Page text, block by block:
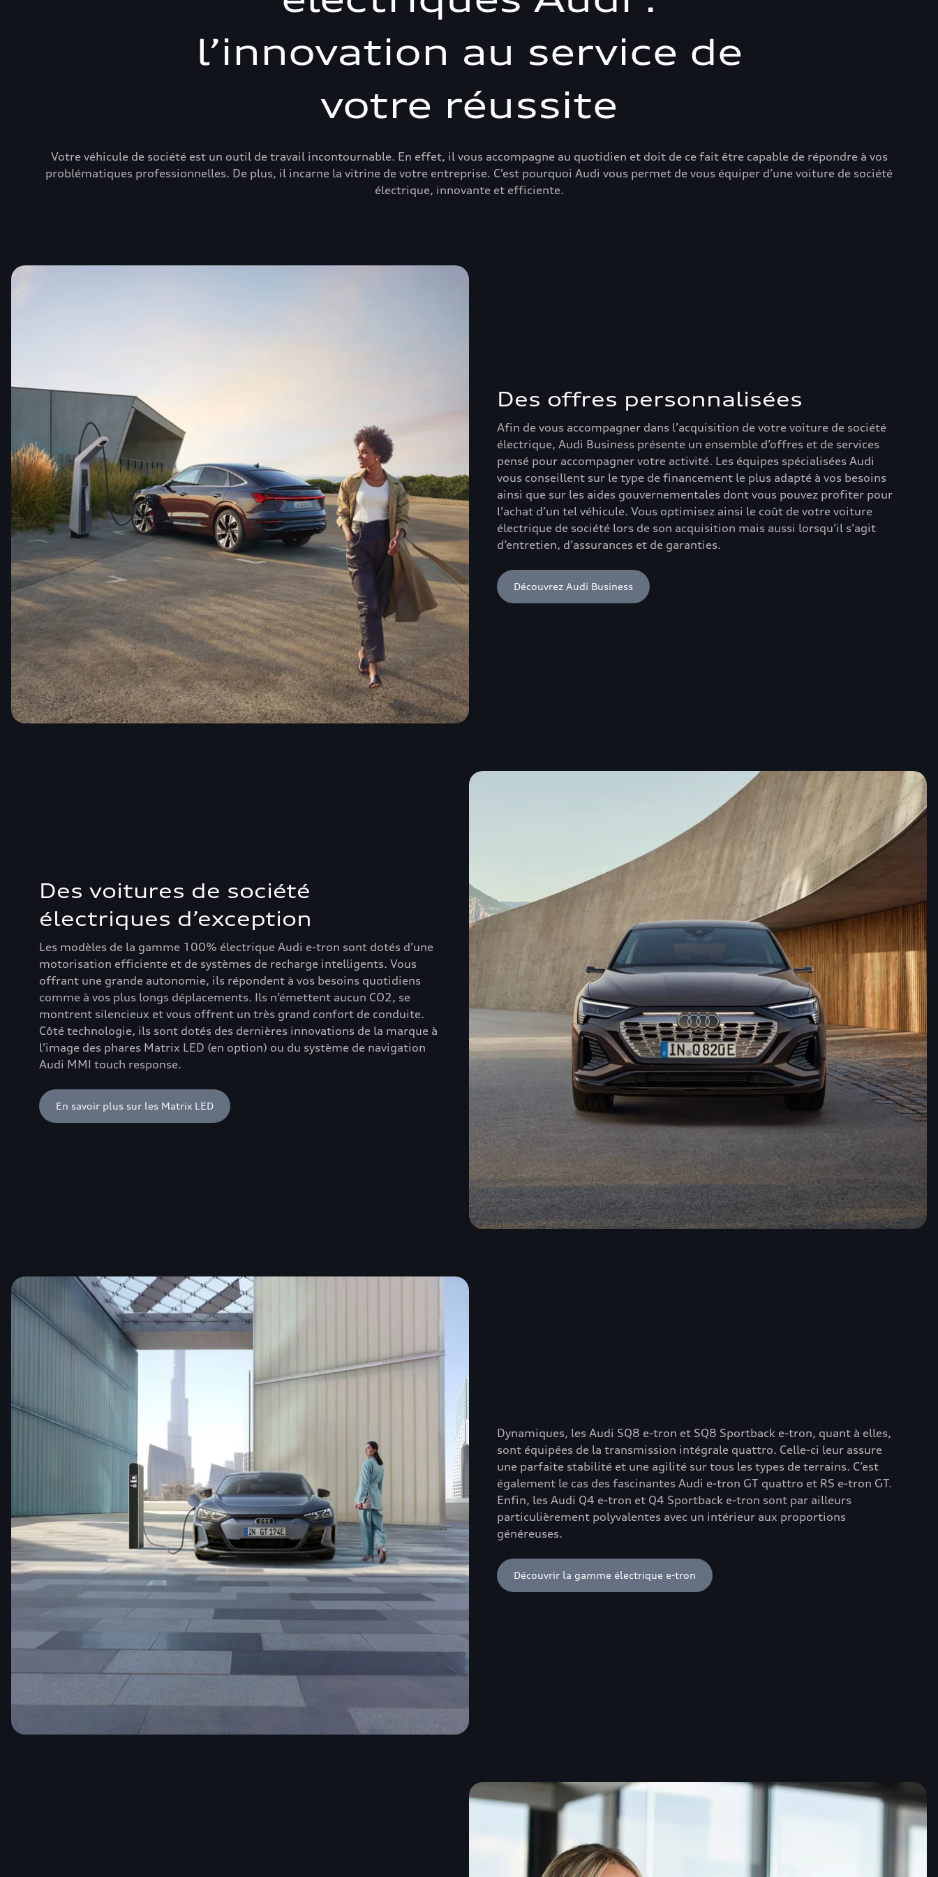
l’innovation au service de
votre réussite
Votre véhicule de société est un outil de travail incontournable. En effet, il vous accompagne au quotidien et doit de ce fait être capable de répondre à vos
problématiques professionnelles. De plus, il incarne la vitrine de votre entreprise. C’est pourquoi Audi vous permet de vous équiper d’une voiture de société
électrique, innovante et efficiente.
Des offres personnalisées
Afin de vous accompagner dans l’acquisition de votre voiture de société
électrique, Audi Business présente un ensemble d’offres et de services
pensé pour accompagner votre activité. Les équipes spécialisées Audi
vous conseillent sur le type de financement le plus adapté à vos besoins
ainsi que sur les aides gouvernementales dont vous pouvez profiter pour
l’achat d’un tel véhicule. Vous optimisez ainsi le coût de votre voiture
électrique de société lors de son acquisition mais aussi lorsqu’il s’agit
d’entretien, d’assurances et de garanties.
Découvrez Audi Business
Des voitures de société
électriques d’exception
Les modèles de la gamme 100% électrique Audi e-tron sont dotés d’une
motorisation efficiente et de systèmes de recharge intelligents. Vous
offrant une grande autonomie, ils répondent à vos besoins quotidiens
comme à vos plus longs déplacements. Ils n’émettent aucun CO2, se
montrent silencieux et vous offrent un très grand confort de conduite.
Côté technologie, ils sont dotés des dernières innovations de la marque à
l’image des phares Matrix LED (en option) ou du système de navigation
Audi MMI touch response.
En savoir plus sur les Matrix LED
Dynamiques, les Audi SQ8 e-tron et SQ8 Sportback e-tron, quant à elles,
sont équipées de la transmission intégrale quattro. Celle-ci leur assure
une parfaite stabilité et une agilité sur tous les types de terrains. C’est
également le cas des fascinantes Audi e-tron GT quattro et RS e-tron GT.
Enfin, les Audi Q4 e-tron et Q4 Sportback e-tron sont par ailleurs
particulièrement polyvalentes avec un intérieur aux proportions
généreuses.
Découvrir la gamme électrique e-tron